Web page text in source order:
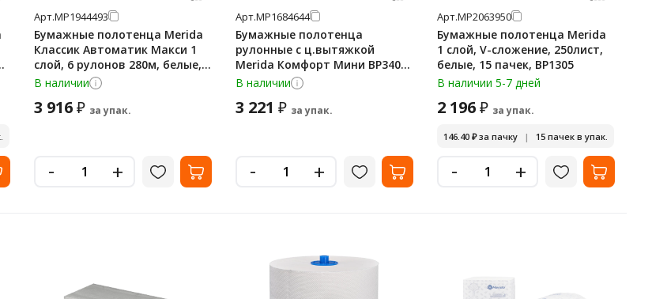
Арт.МР1944493
Бумажные полотенца Merida
Классик Автоматик Макси 1
слой, 6 рулонов 280м, белые,
BP4201
В наличии
3 916₽ за упак.
- +
Арт.МР1684644
Бумажные полотенца
рулонные с ц.вытяжкой
Merida Комфорт Мини BP3402
70м, 2 слоя, белые, 12 рулонов
В наличии
3 221 ₽ за упак.
- +
Арт.МР2063950
Бумажные полотенца Merida
1 слой, V-сложение, 250лист,
белые, 15 пачек, BP1305
В наличии 5-7 дней
2 196₽ за упак.
146.40 ₽за пачку | 15 пачек в упак.
- +